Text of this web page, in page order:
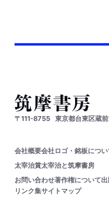
〒111-8755 東京都台東区蔵
会社概要会社ロゴ・銘板につい
太宰治賞太宰治と筑摩書房
お問い合わせ著作権について
リンク集サイトマップ